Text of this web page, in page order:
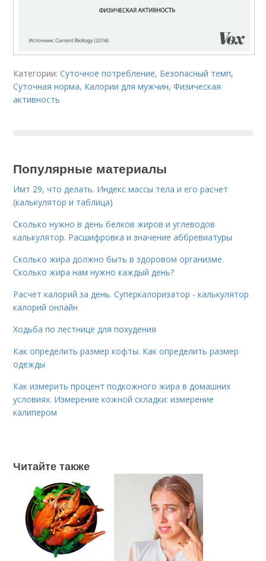
Категории:Суточное потребление, Безопасный темп,
Суточная норма, Калории для мужчин,Физическая
активность
Популярные материалы
Имт 29, что делать. Индекс массы тела и его расчет
(калькулятор и таблица)
Сколько нужно в день белков жиров и углеводов
калькулятор. Расшифровка и значение аббревиатуры
Сколько жира должно быть в здоровом организме.
Сколько жира нам нужно каждый день?
Расчет калорий за день. Суперкалоризатор - калькулятор
калорий онлайн
Ходьба по лестнице для похудения
Как определить размер кофты. Как определить размер
одежды
Как измерить процент подкожного жира в домашних
условиях. Измерение кожной складки: измерение
калипером
Читайте также